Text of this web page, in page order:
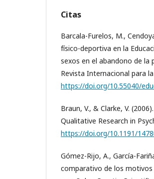
Citas
Barcala-Furelos, M.,
físico-deportiva en la
sexos en el abandono de la
Revista Internacional para
https://doi.org/10.55040/
Braun, V., & Clarke, V.
Qualitative Research in
https://doi.org/10.1191/
Gómez-Rijo, A., García-
comparativo de los